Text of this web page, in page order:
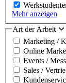
Mehr anzeigen
Art der Arbeit
Marketing /
Online
Events /
Sales /